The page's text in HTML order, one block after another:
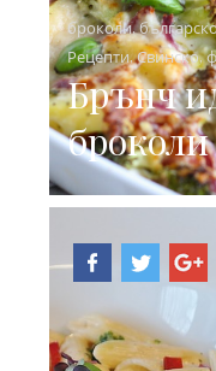
броколи,
Рецепти,Свинско,
Брънч
броколи